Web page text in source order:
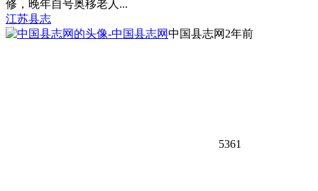
修，晚年自号奥移老人...
江苏县志
中国县志网 2年前
5361